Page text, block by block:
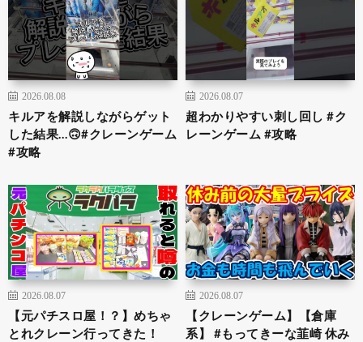
2026.08.08
キルアを解説しながらゲット
した結果…🙃#クレーンゲーム
#攻略
2026.08.07
超わかりやすい刺し回し #ク
レーンゲーム #攻略
2026.08.07
【元パチスロ屋！？】めちゃ
とれクレーン行ってきた！
2026.08.07
【クレーンゲーム】【倉庫
系】 #もってきーな韮崎 休み